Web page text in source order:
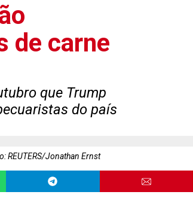
de carne
que Trump
do país
REUTERS/Jonathan Ernst